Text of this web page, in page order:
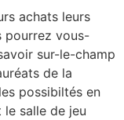
achats leurs
pourrez vous-
sur-le-champ
de la
possibiltés en
salle de jeu